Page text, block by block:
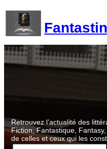
contenu
Retrouvez l’actualité des
Fiction, Fantastique,
de celles et ceux qui les
R